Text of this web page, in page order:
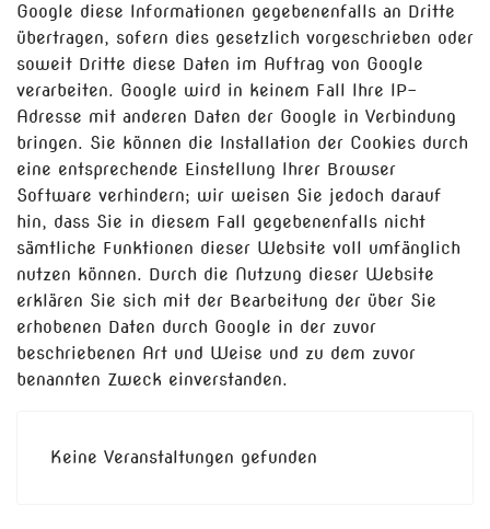
Google diese Informationen gegebenenfalls an Dritte
übertragen, sofern dies gesetzlich vorgeschrieben oder
soweit Dritte diese Daten im Auftrag von Google
verarbeiten. Google wird in keinem Fall Ihre IP-
Adresse mit anderen Daten der Google in Verbindung
bringen. Sie können die Installation der Cookies durch
eine entsprechende Einstellung Ihrer Browser
Software verhindern; wir weisen Sie jedoch darauf
hin, dass Sie in diesem Fall gegebenenfalls nicht
sämtliche Funktionen dieser Website voll umfänglich
nutzen können. Durch die Nutzung dieser Website
erklären Sie sich mit der Bearbeitung der über Sie
erhobenen Daten durch Google in der zuvor
beschriebenen Art und Weise und zu dem zuvor
benannten Zweck einverstanden.
Keine Veranstaltungen gefunden